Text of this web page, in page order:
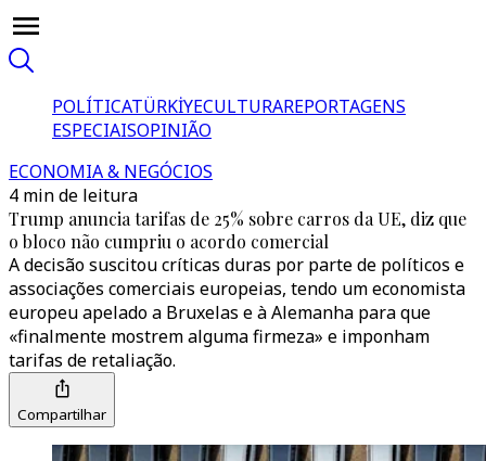
POLÍTICATÜRKİYECULTURAREPORTAGENS
ESPECIAISOPINIÃO
ECONOMIA & NEGÓCIOS
4 min de leitura
Trump anuncia tarifas de 25% sobre carros da UE, diz que
o bloco não cumpriu o acordo comercial
A decisão suscitou críticas duras por parte de políticos e
associações comerciais europeias, tendo um economista
europeu apelado a Bruxelas e à Alemanha para que
«finalmente mostrem alguma firmeza» e imponham
tarifas de retaliação.
Compartilhar